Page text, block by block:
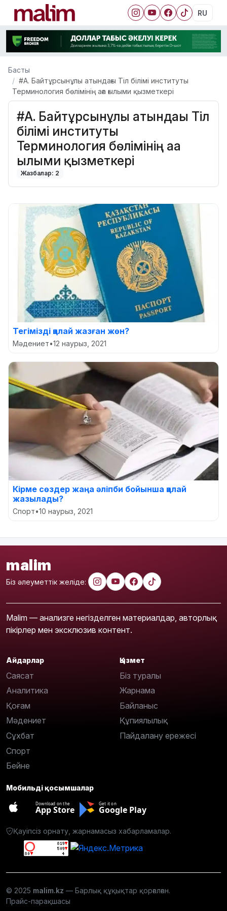
RU
Басты
#А. Байтұрсынұлы атындағы Тіл білімі институты
Терминология бөлімінің аға ғылыми қызметкері
#А. Байтұрсынұлы атындағы Тіл
білімі институты
Терминология бөлімінің аға
ғылыми қызметкері
Жазбалар: 2
Тегімізді қалай жазған жөн?
Мәдениет•12 наурыз, 2021
Кірме сөздер жаңа әліпби бойынша қалай
жазылады?
Спорт•10 наурыз, 2021
malim
Біз әлеуметтік желіде:
Malim — анализге негізделген материалдар, авторлық
пікірлер мен эксклюзив контент.
Айдарлар
Саясат
Аналитика
Қоғам
Мәдениет
Сұхбат
Спорт
Бейне
Қызмет
Біз туралы
Жарнама
Байланыс
Құпиялылық
Пайдалану ережесі
Мобильді қосымшалар
Download on the
App Store
Get it on
Google Play
Қауіпсіз орнату, жарнамасыз хабарламалар.
© 2025 malim.kz — Барлық құқықтар қорғалған.
Прайс-парақшасы